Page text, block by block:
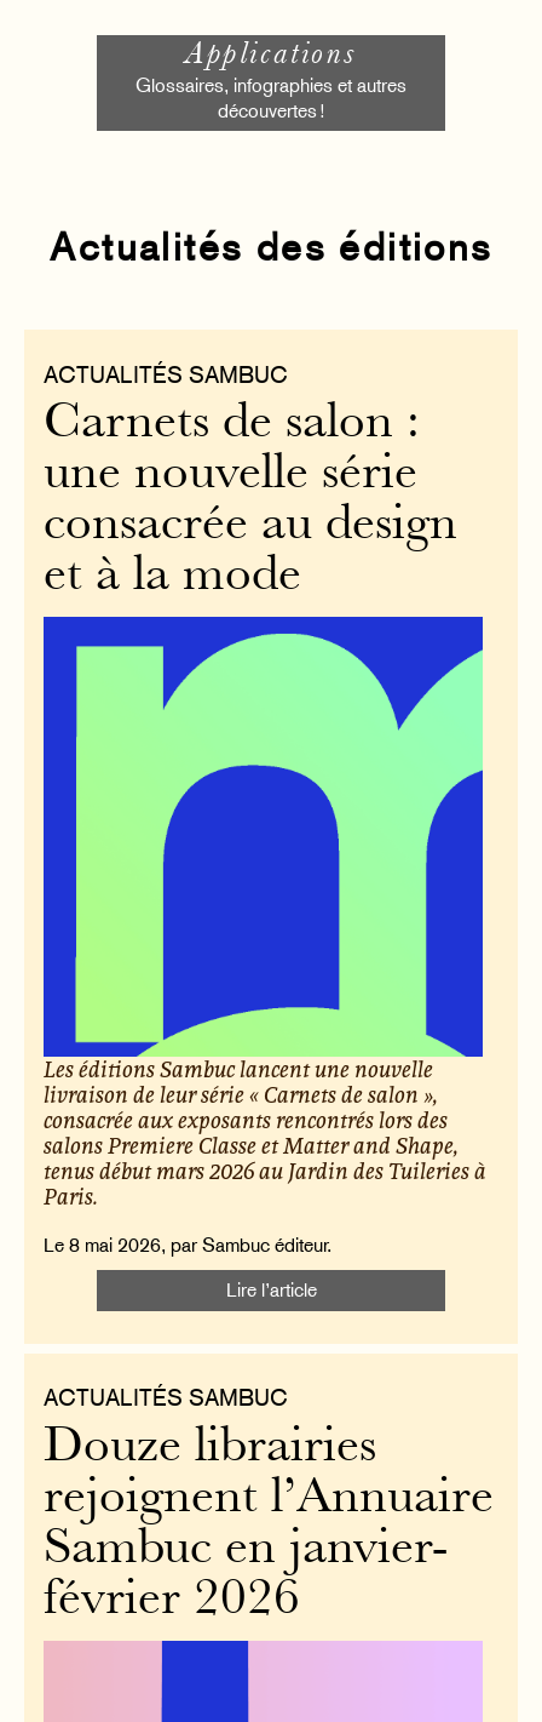
Applications
Glossaires, infographies et autres
découvertes !
Actualités des éditions
ACTUALITÉS SAMBUC
Carnets de salon :
une nouvelle série
consacrée au design
et à la mode
Les éditions Sambuc lancent une nouvelle
livraison de leur série « Carnets de salon »,
consacrée aux exposants rencontrés lors des
salons Premiere Classe et Matter and Shape,
tenus début mars 2026 au Jardin des Tuileries à
Paris.
Le 8 mai 2026, par Sambuc éditeur.
Lire l’article
ACTUALITÉS SAMBUC
Douze librairies
rejoignent l’Annuaire
Sambuc en janvier-
février 2026